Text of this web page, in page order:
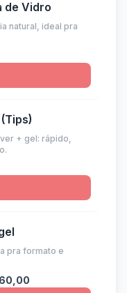
de Vidro
natural, ideal pra
+ gel: rápido,
pra formato e